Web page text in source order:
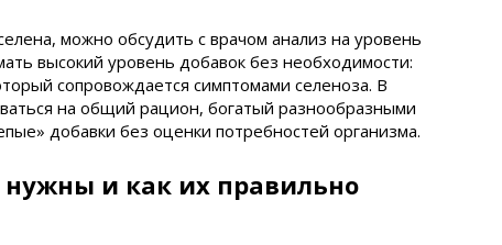
можно обсудить с врачом анализ на уровень
высокий уровень добавок без необходимости:
сопровождается симптомами селеноза. В
на общий рацион, богатый разнообразными
добавки без оценки потребностей организма.
и как их правильно